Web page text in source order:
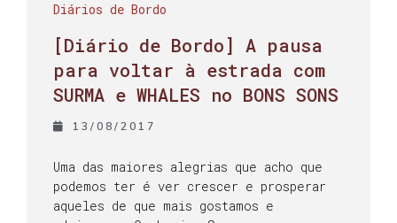
Diários de Bordo
[Diário de Bordo] A pausa
para voltar à estrada com
SURMA e WHALES no BONS SONS
13/08/2017
Uma das maiores alegrias que acho que
podemos ter é ver crescer e prosperar
aqueles de que mais gostamos e